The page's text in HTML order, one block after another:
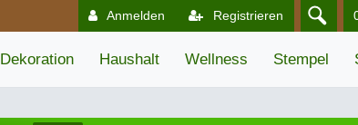
Anmelden Registrieren
Dekoration Haushalt Wellness Stempel